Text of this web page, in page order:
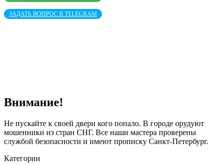
ЗАДАТЬ ВОПРОС В TELEGRAM
Внимание!
Не пускайте к своей двери кого попало. В городе орудуют
мошенники из стран СНГ. Все наши мастера проверены
службой безопасности и имеют прописку Санкт-Петербург.
Категории